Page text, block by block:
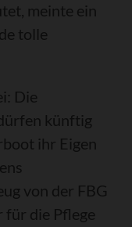
meinte ein
tolle
Die
künftig
ihr Eigen
von der FBG
für die Pflege